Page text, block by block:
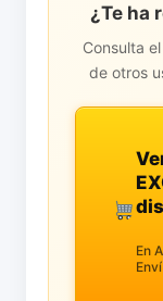
¿Te ha
Consulta
de otros
En